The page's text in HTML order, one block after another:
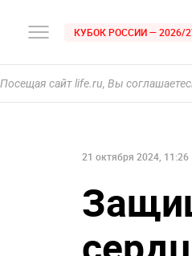
КУБОК РОССИИ — 2026/
Посещая сайт life.ru, Вы
21 октября 2024, 11:26